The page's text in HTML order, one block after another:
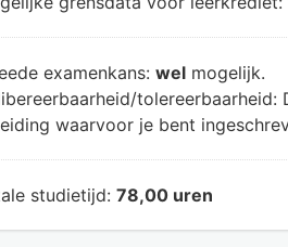
examenkans: wel mogelijk.
tolereerbaarheid:
waarvoor je bent
studietijd: 78,00 uren